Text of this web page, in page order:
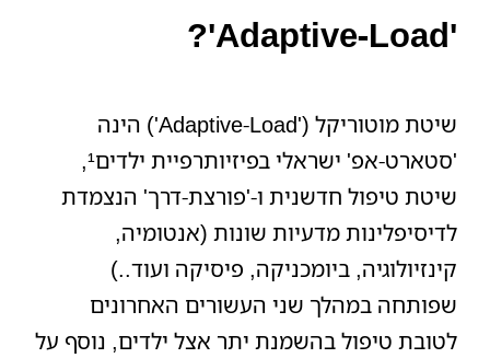
'Adaptive-Load'?
שיטת מוטוריקל ('Adaptive-Load') הינה
'סטארט-אפ' ישראלי בפיזיותרפיית ילדים¹,
שיטת טיפול חדשנית ו-'פורצת-דרך' הנצמדת
לדיסיפלינות מדעיות שונות (אנטומיה,
קינזיולוגיה, ביומכניקה, פיסיקה ועוד..)
שפותחה במהלך שני העשורים האחרונים
לטובת טיפול בהשמנת יתר אצל ילדים, נוסף על